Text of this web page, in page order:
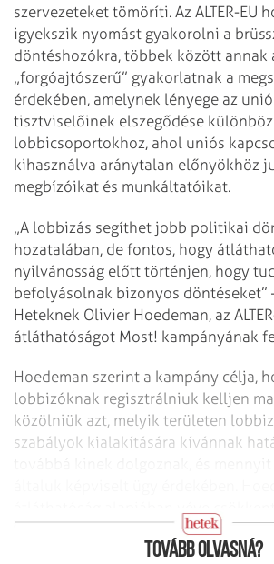
szervezeteket tömöríti. Az ALTER-EU
igyekszik nyomást gyakorolni a
döntéshozókra, többek között annak
„forgóajtószerű” gyakorlatnak a
érdekében, amelynek lényege az
tisztviselőinek elszegődése
lobbicsoportokhoz, ahol uniós
kihasználva aránytalan előnyökhöz
megbízóikat és munkáltatóikat.
„A lobbizás segíthet jobb politikai
hozatalában, de fontos, hogy
nyilvánosság előtt történjen, hogy
befolyásolnak bizonyos döntéseket”
Heteknek Olivier Hoedeman, az
átláthatóságot Most! kampányának
Hoedeman szerint a kampány célja,
lobbizóknak regisztrálniuk kelljen
közölniük azt, melyik területen
szabályok kialakítására kívánnak
lehetőséget az etikátlan és
Tovább olvasná?